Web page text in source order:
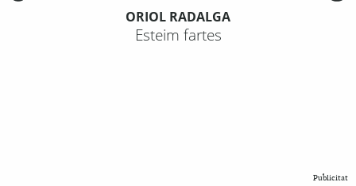
ORIOL RADALGA
Esteim fartes
Publicitat